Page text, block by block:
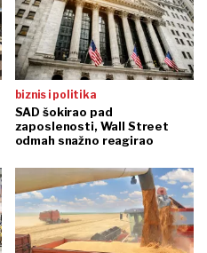
biznis i politika
SAD šokirao pad
zaposlenosti, Wall Street
odmah snažno reagirao